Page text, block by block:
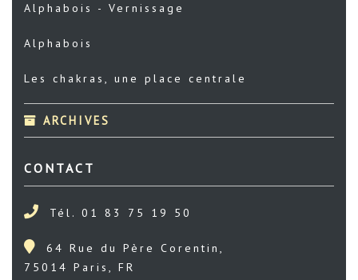
Alphabois - Vernissage
Alphabois
Les chakras, une place centrale
ARCHIVES
CONTACT
Tél. 01 83 75 19 50
64 Rue du Père Corentin,
75014 Paris, FR